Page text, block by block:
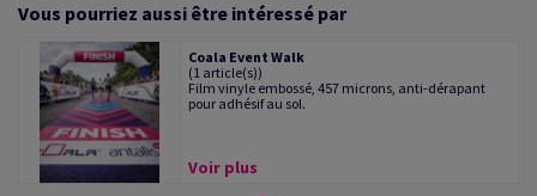
Vous pourriez aussi être intéressé par
Coala Event Walk
(1 article(s))
Film vinyle embossé, 457 microns, anti-dérapant
pour adhésif au sol.
Voir plus